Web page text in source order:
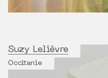
Suzy Lelièvre
Occitanie